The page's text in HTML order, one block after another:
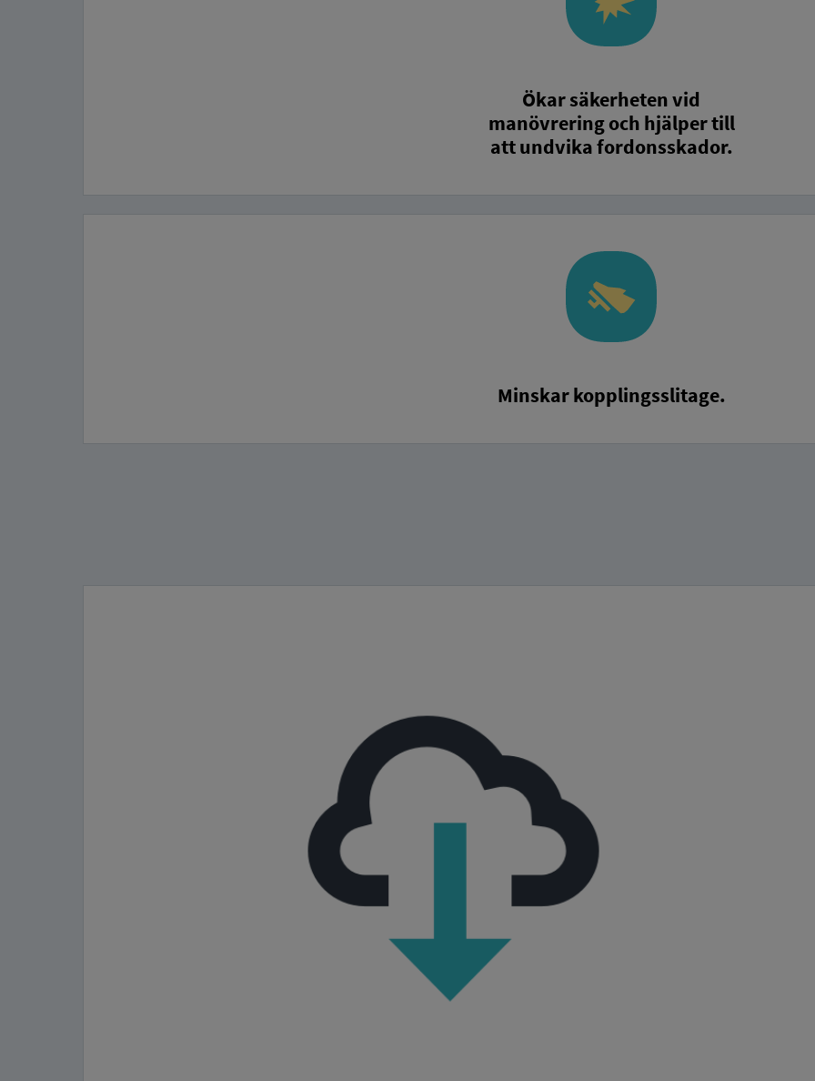
Ökar säkerheten vid
manövrering och hjälper till
att undvika fordonsskador.
Minskar kopplingsslitage.